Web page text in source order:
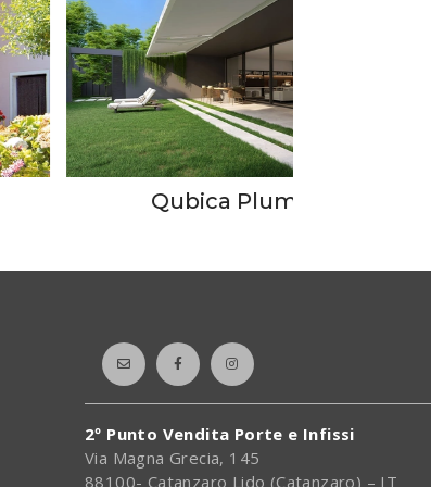
Qubica Plumb
2º Punto Vendita Porte e Infissi
Via Magna Grecia, 145
88100- Catanzaro Lido (Catanzaro) – IT